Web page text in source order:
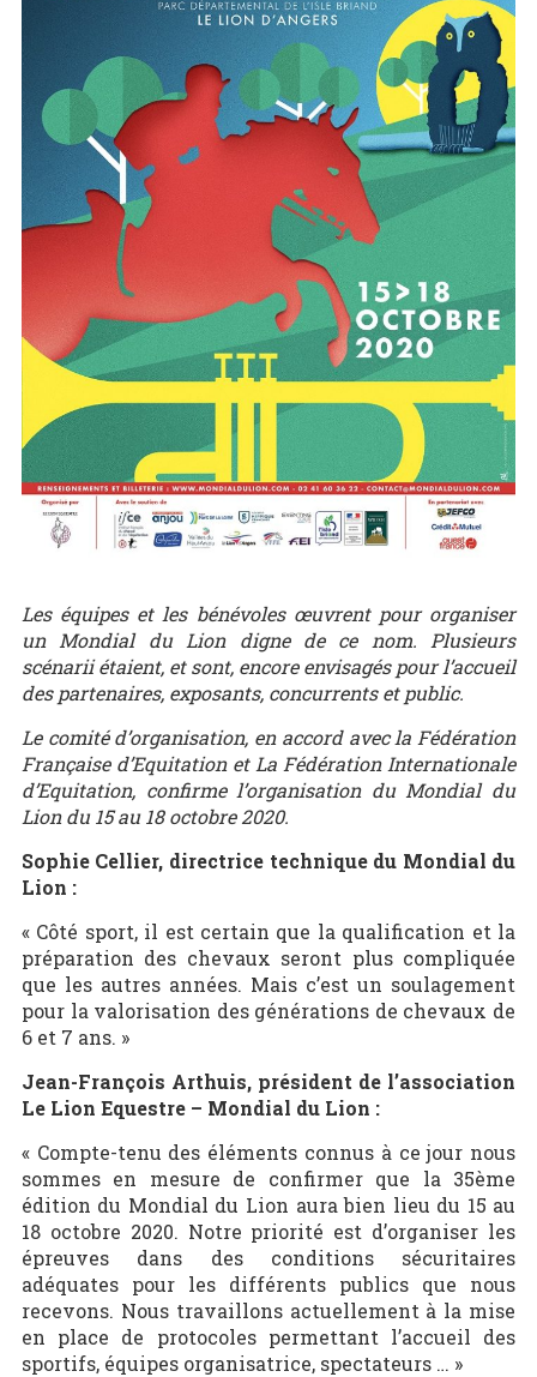
Les équipes et les bénévoles œuvrent pour organiser
un Mondial du Lion digne de ce nom. Plusieurs
scénarii étaient, et sont, encore envisagés pour l’accueil
des partenaires, exposants, concurrents et public.
Le comité d’organisation, en accord avec la Fédération
Française d’Equitation et La Fédération Internationale
d’Equitation, confirme l’organisation du Mondial du
Lion du 15 au 18 octobre 2020.
Sophie Cellier, directrice technique du Mondial du
Lion :
« Côté sport, il est certain que la qualification et la
préparation des chevaux seront plus compliquée
que les autres années. Mais c’est un soulagement
pour la valorisation des générations de chevaux de
6 et 7 ans. »
Jean-François Arthuis, président de l’association
Le Lion Equestre – Mondial du Lion :
« Compte-tenu des éléments connus à ce jour nous
sommes en mesure de confirmer que la 35ème
édition du Mondial du Lion aura bien lieu du 15 au
18 octobre 2020. Notre priorité est d’organiser les
épreuves dans des conditions sécuritaires
adéquates pour les différents publics que nous
recevons. Nous travaillons actuellement à la mise
en place de protocoles permettant l’accueil des
sportifs, équipes organisatrice, spectateurs … »